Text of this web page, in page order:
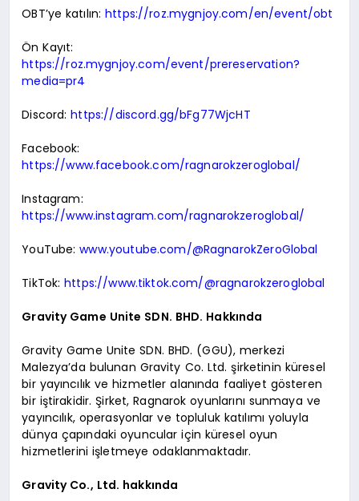
OBT’ye katılın:https://roz.mygnjoy.com/en/event/obt
Ön Kayıt:
https://roz.mygnjoy.com/event/prereservation?
media=pr4
Discord:https://discord.gg/bFg77WjcHT
Facebook:
https://www.facebook.com/ragnarokzeroglobal/
Instagram:
https://www.instagram.com/ragnarokzeroglobal/
YouTube:www.youtube.com/@RagnarokZeroGlobal
TikTok:https://www.tiktok.com/@ragnarokzeroglobal
Gravity Game Unite SDN. BHD. Hakkında
Gravity Game Unite SDN. BHD. (GGU), merkezi
Malezya’da bulunan Gravity Co. Ltd. şirketinin küresel
bir yayıncılık ve hizmetler alanında faaliyet gösteren
bir iştirakidir. Şirket, Ragnarok oyunlarını sunmaya ve
yayıncılık, operasyonlar ve topluluk katılımı yoluyla
dünya çapındaki oyuncular için küresel oyun
hizmetlerini işletmeye odaklanmaktadır.
Gravity Co., Ltd. hakkında